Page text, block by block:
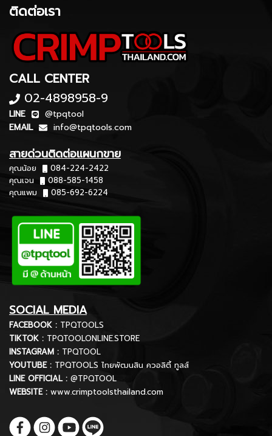
ติดต่อเรา
CALL CENTER
02-4898958-9
LINE
@tpqtool
EMAIL
info@tpqtools.com
สายด่วนติดต่อแผนกขาย
คุณน้อย
084-224-2422
คุณเจน
088-585-1458
คุณแพม
085-692-6224
SOCIAL MEDIA
FACEBOOK : TPQTOOLS
TIKTOK : TPQTOOLONLINE.STORE
INSTAGRAM : TPQTOOL
YOUTUBE : TPQTOOLS ไทยพัฒนสิน ควอลิตี้ ทูลส์
LINE OFFICIAL : @TPQTOOL
WEBSITE : www.crimptoolsthailand.com